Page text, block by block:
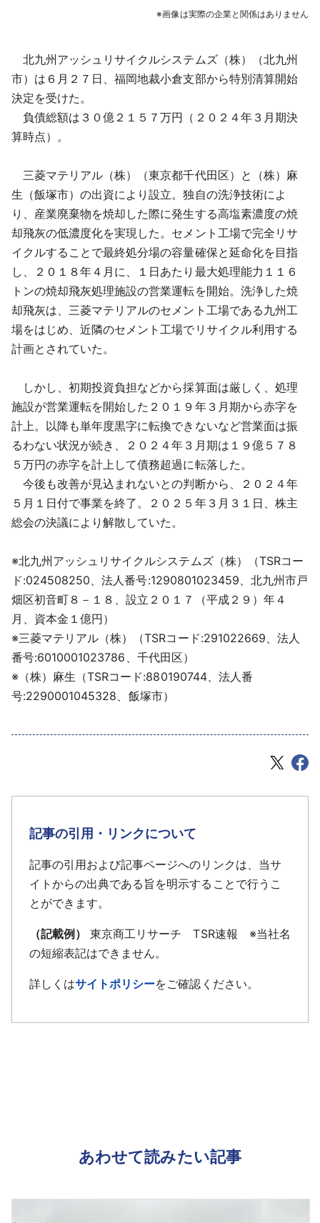
※画像は実際の企業と関係はありません
北九州アッシュリサイクルシステムズ（株）（北九州
市）は６月２７日、福岡地裁小倉支部から特別清算開始
決定を受けた。
負債総額は３０億２１５７万円（２０２４年３月期決
算時点）。
三菱マテリアル（株）（東京都千代田区）と（株）麻
生（飯塚市）の出資により設立。独自の洗浄技術によ
り、産業廃棄物を焼却した際に発生する高塩素濃度の焼
却飛灰の低濃度化を実現した。セメント工場で完全リサ
イクルすることで最終処分場の容量確保と延命化を目指
し、２０１８年４月に、１日あたり最大処理能力１１６
トンの焼却飛灰処理施設の営業運転を開始。洗浄した焼
却飛灰は、三菱マテリアルのセメント工場である九州工
場をはじめ、近隣のセメント工場でリサイクル利用する
計画とされていた。
しかし、初期投資負担などから採算面は厳しく、処理
施設が営業運転を開始した２０１９年３月期から赤字を
計上。以降も単年度黒字に転換できないなど営業面は振
るわない状況が続き、２０２４年３月期は１９億５７８
５万円の赤字を計上して債務超過に転落した。
今後も改善が見込まれないとの判断から、２０２４年
５月１日付で事業を終了。２０２５年３月３１日、株主
総会の決議により解散していた。
※北九州アッシュリサイクルシステムズ（株）（TSRコー
ド:024508250、法人番号:1290801023459、北九州市戸
畑区初音町８－１８、設立２０１７（平成２９）年４
月、資本金１億円）
※三菱マテリアル（株）（TSRコード:291022669、法人
番号:6010001023786、千代田区）
※（株）麻生（TSRコード:880190744、法人番
号:2290001045328、飯塚市）
記事の引用・リンクについて
記事の引用および記事ページへのリンクは、当サ
イトからの出典である旨を明示することで行うこ
とができます。
（記載例）
東京商工リサーチ TSR速報 ※当社名
の短縮表記はできません。
詳しくはサイトポリシーをご確認ください。
あわせて読みたい記事